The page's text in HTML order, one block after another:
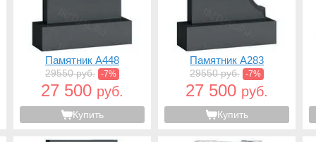
Памятник A448
29550 руб. -7%
27 500 руб.
Купить
Памятник A283
29550 руб. -7%
27 500 руб.
Купить